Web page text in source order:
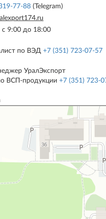
77-88 (Telegram)
c 9:00 до 18:00
по ВЭД +7 (351) 723-07-57
ВСП-продукции +7 (351) 723-
в Челябинске